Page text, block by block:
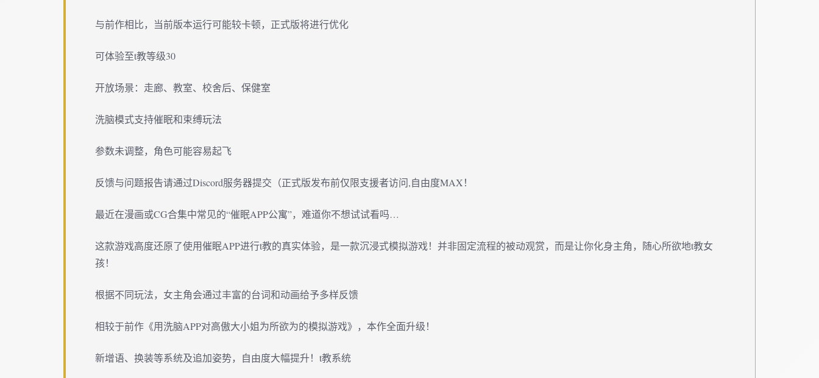
与前作相比，当前版本运行可能较卡顿，正式版将进行优化
可体验至t教等级30
开放场景：走廊、教室、校舍后、保健室
洗脑模式支持催眠和束缚玩法
参数未调整，角色可能容易起飞
反馈与问题报告请通过Discord服务器提交（正式版发布前仅限支援者访问,自由度MAX！
最近在漫画或CG合集中常见的“催眠APP公寓”，难道你不想试试看吗…
这款游戏高度还原了使用催眠APP进行t教的真实体验，是一款沉浸式模拟游戏！并非固定流程的被动观赏，而是让你化身主角，随心所欲地t教女
孩！
根据不同玩法，女主角会通过丰富的台词和动画给予多样反馈
相较于前作《用洗脑APP对高傲大小姐为所欲为的模拟游戏》，本作全面升级！
新增语、换装等系统及追加姿势，自由度大幅提升！t教系统